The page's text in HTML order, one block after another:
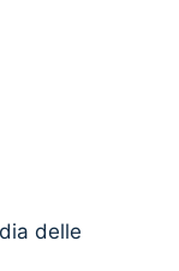
delle